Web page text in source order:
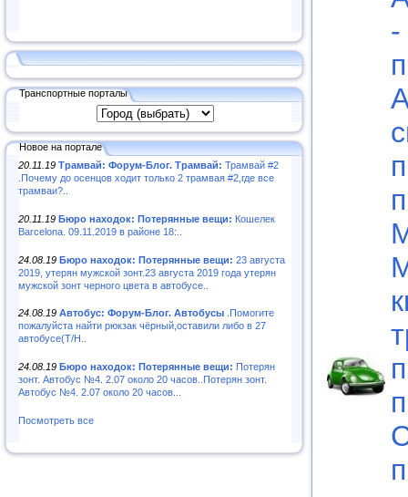
Транспортные порталы
Новое на портале
20.11.19 Трамвай: Форум-Блог. Трамвай: Трамвай #2
.Почему до осенцов ходит только 2 трамвая #2,где все
трамваи?..
20.11.19 Бюро находок: Потерянные вещи: Кошелек
Barcelona. 09.11.2019 в районе 18:..
24.08.19 Бюро находок: Потерянные вещи: 23 августа
2019, утерян мужской зонт.23 августа 2019 года утерян
мужской зонт черного цвета в автобусе..
24.08.19 Автобус: Форум-Блог. Автобусы .Помогите
пожалуйста найти рюкзак чёрный,оставили либо в 27
автобусе(Т/Н..
24.08.19 Бюро находок: Потерянные вещи: Потерян
зонт. Автобус №4. 2.07 около 20 часов..Потерян зонт.
Автобус №4. 2.07 около 20 часов...
Посмотреть все
-